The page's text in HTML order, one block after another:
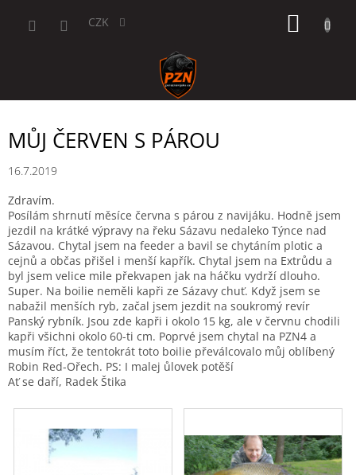
CZK
MŮJ ČERVEN S PÁROU
16.7.2019
Zdravím.
Posílám shrnutí měsíce června s párou z navijáku. Hodně jsem
jezdil na krátké výpravy na řeku Sázavu nedaleko Týnce nad
Sázavou. Chytal jsem na feeder a bavil se chytáním plotic a
cejnů a občas přišel i menší kapřík. Chytal jsem na Extrůdu a
byl jsem velice mile překvapen jak na háčku vydrží dlouho.
Super. Na boilie neměli kapři ze Sázavy chuť. Když jsem se
nabažil menších ryb, začal jsem jezdit na soukromý revír
Panský rybník. Jsou zde kapři i okolo 15 kg, ale v červnu chodili
kapři všichni okolo 60-ti cm. Poprvé jsem chytal na PZN4 a
musím říct, že tentokrát toto boilie převálcovalo můj oblíbený
Robin Red-Ořech. PS: I malej ůlovek potěší
Ať se daří, Radek Štika